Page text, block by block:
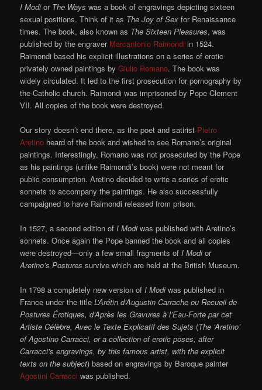
I Modior The Ways was a book of engravings depicting sixteen
sexual positions. Think of it as The Joy of Sex for Renaissance
times. The book, also known as The Sixteen Pleasures, was
published by the engraver Marcantonio Raimondi in 1524.
Raimondi based his explicit illustrations on a series of erotic
privately owned paintings byGiulio Romano. The book was
widely circulated. It led to the first prosecution for pornography by
the Catholic church. Raimondi was imprisoned by Pope Clement
VII. All copies of the book were destroyed.
Our story doesn’t end there, as the poet and satirist Pietro
Aretino heard of the book and wished to see Romano’s original
paintings. Interestingly, Romano was not prosecuted by the Pope
as his paintings (unlike Raimondi’s book) were not meant for
public consumption. Aretino decided to write a series of erotic
sonnets to accompany the paintings. He also successfully
campaigned to have Raimondi released from prison.
In 1527, a second edition of I Modiwas published with Aretino’s
sonnets. Once again the Pope banned the book and all copies
were destroyed—only a few small fragments of I Modior
Aretino’s Postures survive which are held at the British Museum.
In 1798 a completely new version of I Modiwas published in
France under the titleL’Arétin d’Augustin Carrache ou Recueil de
Postures Érotiques, d’Après les Gravures à l’Eau-Forte par cet
Artiste Célèbre, Avec le Texte Explicatif des Sujets (The ‘Aretino’
of Agostino Carracci, or a collection of erotic poses, after
Carracci’s engravings, by this famous artist, with the explicit
texts on the subject) based on engravings by Baroque painter
Agostini Carracci was published.